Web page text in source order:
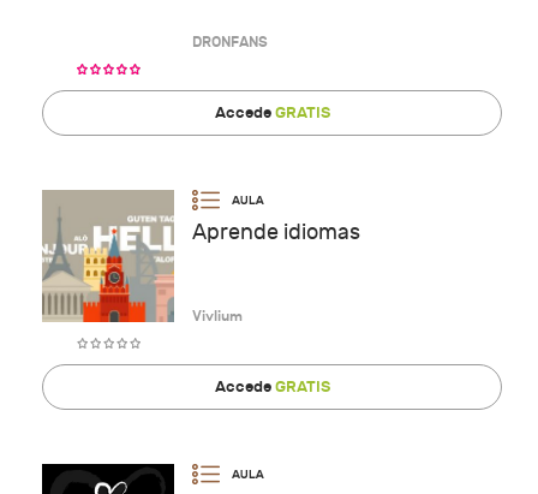
DRONFANS
AccedeGRATIS
Aprende idiomas
Vivlium
AccedeGRATIS